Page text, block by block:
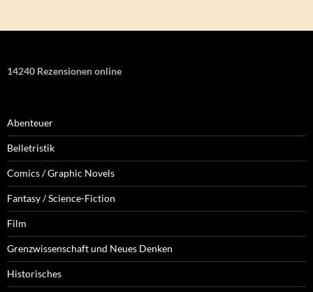
14240 Rezensionen online
Abenteuer
Belletristik
Comics / Graphic Novels
Fantasy / Science-Fiction
Film
Grenzwissenschaft und Neues Denken
Historisches